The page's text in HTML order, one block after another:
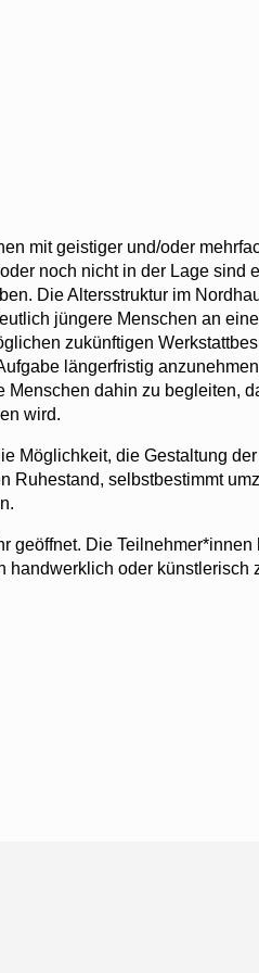
mit geistiger und/oder
noch nicht in der Lage sind
Die Altersstruktur im
jüngere Menschen an
zukünftigen
längerfristig
dahin zu begleiten,
wird.
Möglichkeit, die Gestaltung
Ruhestand, selbstbestimmt
geöffnet. Die
oder künstlerisch